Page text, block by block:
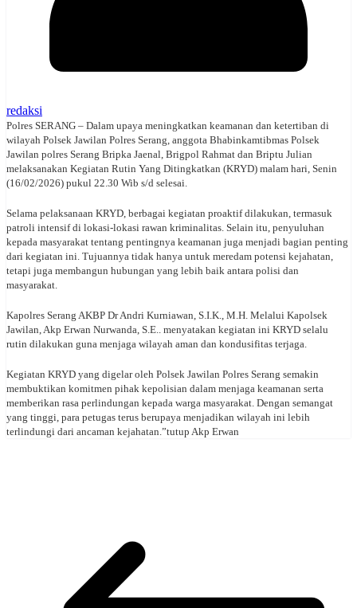
redaksi
Polres SERANG – Dalam upaya meningkatkan keamanan dan ketertiban di
wilayah Polsek Jawilan Polres Serang, anggota Bhabinkamtibmas Polsek
Jawilan polres Serang Bripka Jaenal, Brigpol Rahmat dan Briptu Julian
melaksanakan Kegiatan Rutin Yang Ditingkatkan (KRYD) malam hari, Senin
(16/02/2026) pukul 22.30 Wib s/d selesai.
Selama pelaksanaan KRYD, berbagai kegiatan proaktif dilakukan, termasuk
patroli intensif di lokasi-lokasi rawan kriminalitas. Selain itu, penyuluhan
kepada masyarakat tentang pentingnya keamanan juga menjadi bagian penting
dari kegiatan ini. Tujuannya tidak hanya untuk meredam potensi kejahatan,
tetapi juga membangun hubungan yang lebih baik antara polisi dan
masyarakat.
Kapolres Serang AKBP Dr Andri Kurniawan, S.I.K., M.H. Melalui Kapolsek
Jawilan, Akp Erwan Nurwanda, S.E.. menyatakan kegiatan ini KRYD selalu
rutin dilakukan guna menjaga wilayah aman dan kondusifitas terjaga.
Kegiatan KRYD yang digelar oleh Polsek Jawilan Polres Serang semakin
membuktikan komitmen pihak kepolisian dalam menjaga keamanan serta
memberikan rasa perlindungan kepada warga masyarakat. Dengan semangat
yang tinggi, para petugas terus berupaya menjadikan wilayah ini lebih
terlindungi dari ancaman kejahatan.”tutup Akp Erwan